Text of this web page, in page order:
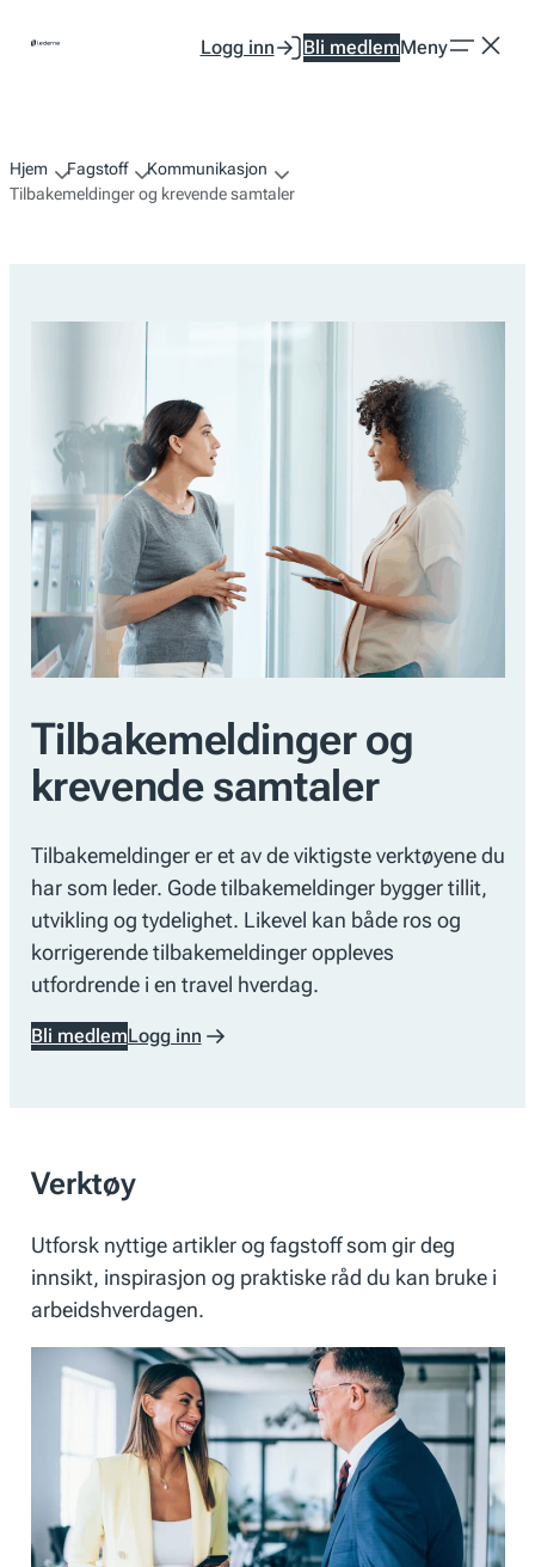
Logg inn Bli medlemMeny
Hjem Fagstoff
Kommunikasjon
Tilbakemeldinger og krevende samtaler
Tilbakemeldinger og
krevende samtaler
Tilbakemeldinger er et av de viktigste verktøyene du
har som leder. Gode tilbakemeldinger bygger tillit,
utvikling og tydelighet. Likevel kan både ros og
korrigerende tilbakemeldinger oppleves
utfordrende i en travel hverdag.
Bli medlemLogg inn
Verktøy
Utforsk nyttige artikler og fagstoff som gir deg
innsikt, inspirasjon og praktiske råd du kan bruke i
arbeidshverdagen.